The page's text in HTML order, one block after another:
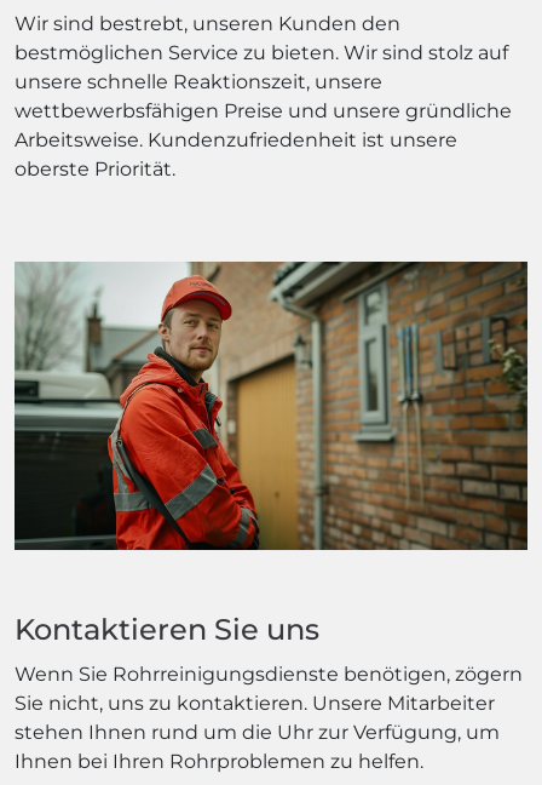
Wir sind bestrebt, unseren Kunden den
bestmöglichen Service zu bieten. Wir sind stolz auf
unsere schnelle Reaktionszeit, unsere
wettbewerbsfähigen Preise und unsere gründliche
Arbeitsweise. Kundenzufriedenheit ist unsere
oberste Priorität.
Kontaktieren Sie uns
Wenn Sie Rohrreinigungsdienste benötigen, zögern
Sie nicht, uns zu kontaktieren. Unsere Mitarbeiter
stehen Ihnen rund um die Uhr zur Verfügung, um
Ihnen bei Ihren Rohrproblemen zu helfen.